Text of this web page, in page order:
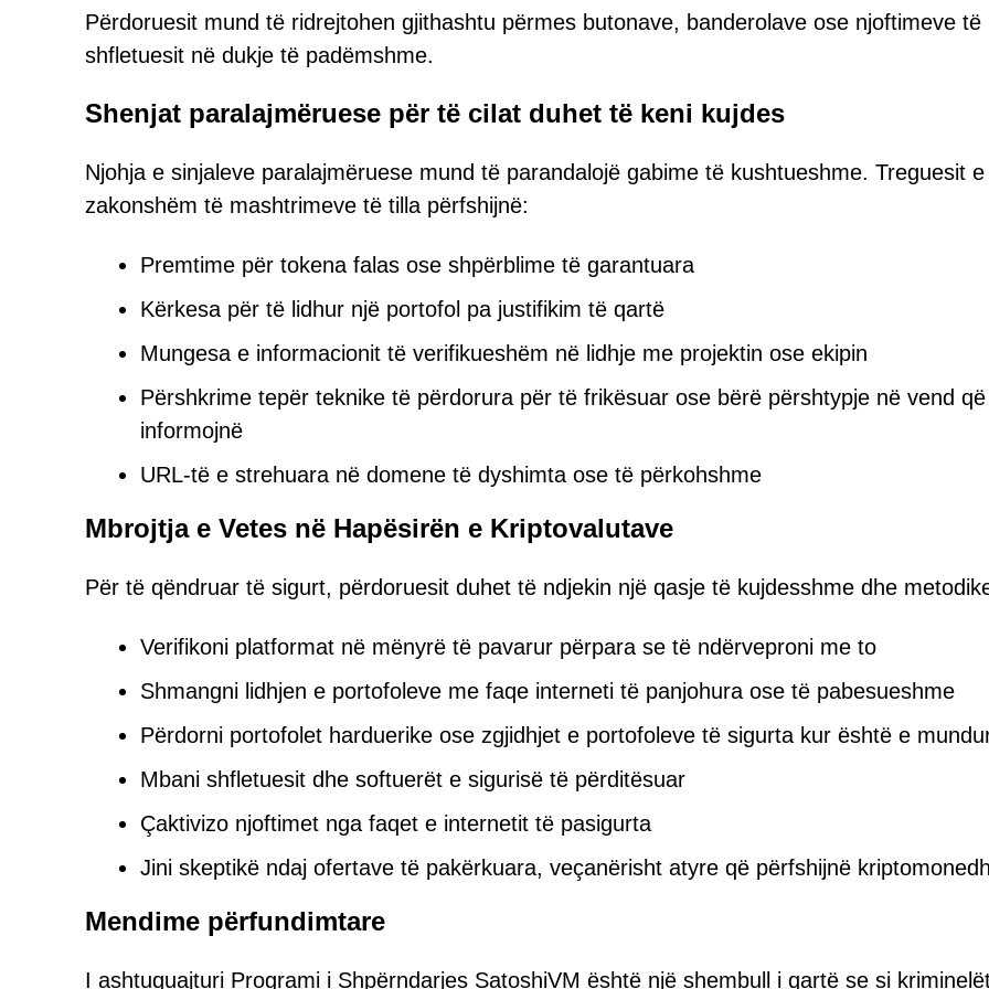
Përdoruesit mund të ridrejtohen gjithashtu përmes butonave, banderolave ose njoftimeve të
shfletuesit në dukje të padëmshme.
Shenjat paralajmëruese për të cilat duhet të keni kujdes
Njohja e sinjaleve paralajmëruese mund të parandalojë gabime të kushtueshme. Treguesit e
zakonshëm të mashtrimeve të tilla përfshijnë:
Premtime për tokena falas ose shpërblime të garantuara
Kërkesa për të lidhur një portofol pa justifikim të qartë
Mungesa e informacionit të verifikueshëm në lidhje me projektin ose ekipin
Përshkrime tepër teknike të përdorura për të frikësuar ose bërë përshtypje në vend
informojnë
URL-të e strehuara në domene të dyshimta ose të përkohshme
Mbrojtja e Vetes në Hapësirën e Kriptovalutave
Për të qëndruar të sigurt, përdoruesit duhet të ndjekin një qasje të kujdesshme dhe
Verifikoni platformat në mënyrë të pavarur përpara se të ndërveproni me to
Shmangni lidhjen e portofoleve me faqe interneti të panjohura ose të pabesueshme
Përdorni portofolet harduerike ose zgjidhjet e portofoleve të sigurta kur është e
Mbani shfletuesit dhe softuerët e sigurisë të përditësuar
Çaktivizo njoftimet nga faqet e internetit të pasigurta
Jini skeptikë ndaj ofertave të pakërkuara, veçanërisht atyre që përfshijnë
Mendime përfundimtare
I ashtuquajturi Programi i Shpërndarjes SatoshiVM është një shembull i qartë se si